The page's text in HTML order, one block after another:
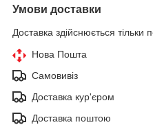
Умови доставки
Доставка здійснюється тільки
Нова Пошта
Самовивіз
Доставка кур'єром
Доставка поштою